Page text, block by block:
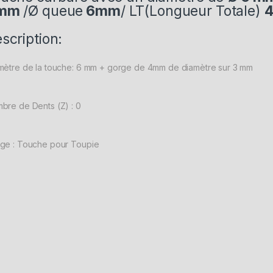
/Ø queue 6mm/ LT(Longueur Totale)
de la touche: 6 mm + gorge de 4mm de diamètre sur 3 mm
de Dents (Z) : 0
: Touche pour Toupie